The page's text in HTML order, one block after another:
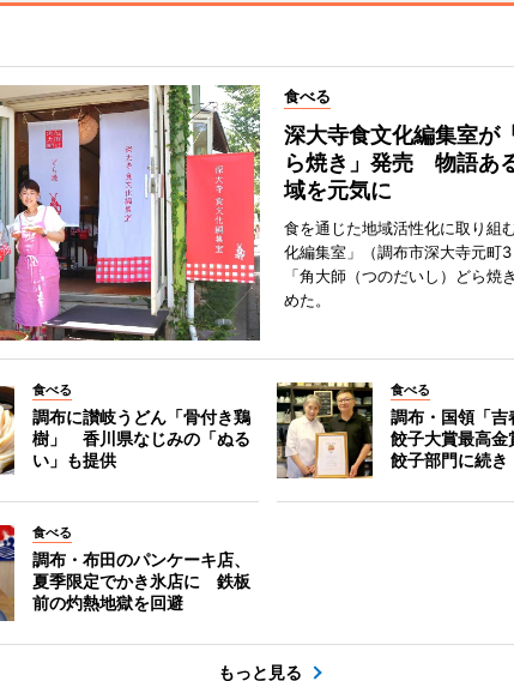
食べる
深大寺食文化編集室が
ら焼き」発売 物語あ
域を元気に
食を通じた地域活性化に取り組
化編集室」（調布市深大寺元町3
「角大師（つのだいし）どら焼
めた。
食べる
調布に讃岐うどん「骨付き鶏
樹」 香川県なじみの「ぬる
い」も提供
食べる
調布・国領「
餃子大賞最高
餃子部門に続き
食べる
調布・布田のパンケーキ店、
夏季限定でかき氷店に 鉄板
前の灼熱地獄を回避
もっと見る